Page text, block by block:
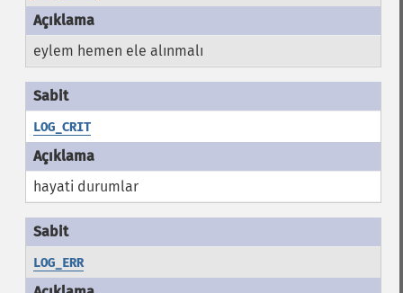
eylem hemen ele alınmalı
LOG_CRIT
hayati durumlar
LOG_ERR